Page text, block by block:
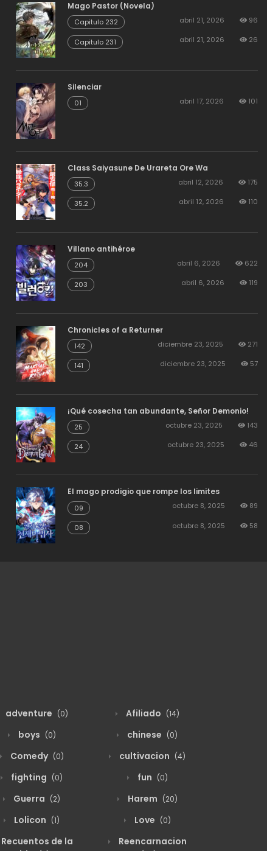
Mago Pastor (Novela)
Capitulo 232 abril 21, 2026 96
Capitulo 231 abril 21, 2026 26
Silenciar
01 abril 17, 2026 101
Class Saiyasune De Urareta Ore Wa
35.3 abril 12, 2026 175
35.2 abril 12, 2026 110
Villano antihéroe
204 abril 6, 2026 622
203 abril 6, 2026 119
Chronicles of a Returner
142 diciembre 23, 2025 271
141 diciembre 23, 2025 57
¡Qué cosecha tan abundante, Señor Demonio!
25 octubre 23, 2025 143
24 octubre 23, 2025 46
El mago prodigio que rompe los limites
09 octubre 8, 2025 89
08 octubre 8, 2025 58
adventure (0) Afiliado (14)
boys (0) chinese (0)
Comedy (0) cultivacion (4)
fighting (0) fun (0)
Guerra (2) Harem (20)
Lolicon (1) Love (0)
Recuentos de la
Reencarnacion